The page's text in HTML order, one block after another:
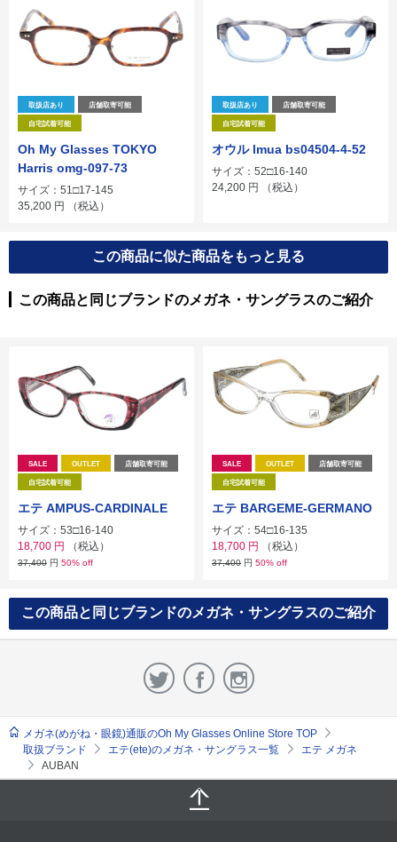
取扱店あり 店舗取寄可能
自宅試着可能
Oh My Glasses TOKYO
Harris omg-097-73
サイズ：51□17-145
35,200 円 （税込）
取扱店あり 店舗取寄可能
自宅試着可能
オウル lmua bs04504-4-52
サイズ：52□16-140
24,200 円 （税込）
この商品に似た商品をもっと見る
この商品と同じブランドのメガネ・サングラスのご紹介
SALE OUTLET 店舗取寄可能
自宅試着可能
エテ AMPUS-CARDINALE
サイズ：53□16-140
18,700 円 （税込）
37,400 円 50% off
SALE OUTLET 店舗取寄可能
自宅試着可能
エテ BARGEME-GERMANO
サイズ：54□16-135
18,700 円 （税込）
37,400 円 50% off
この商品と同じブランドのメガネ・サングラスのご紹介
メガネ(めがね・眼鏡)通販のOh My Glasses Online Store TOP
取扱ブランド
エテ(ete)のメガネ・サングラス一覧
エテ メガネ
AUBAN